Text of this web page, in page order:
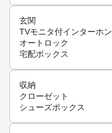
玄関
TVモニタ付インターホン
オートロック
宅配ボックス
収納
クローゼット
シューズボックス